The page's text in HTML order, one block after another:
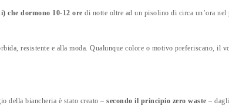
che dormono 10-12 ore di notte oltre ad un pisolino di circa un’ora nel
resistente e alla moda. Qualunque colore o motivo preferiscano, il
della biancheria è stato creato –secondo il principio zero waste –